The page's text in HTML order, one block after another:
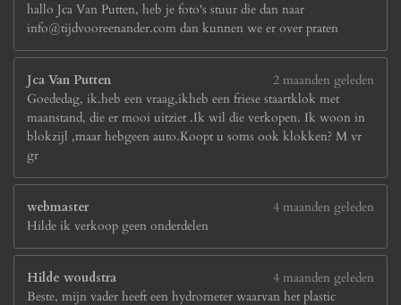
hallo Jca Van Putten, heb je foto's stuur die dan naar
info@tijdvooreenander.com dan kunnen we er over praten
Jca Van Putten
2 maanden geleden
Goededag, ik.heb een vraag,ikheb een friese staartklok met
maanstand, die er mooi uitziet .Ik wil die verkopen. Ik woon in
blokzijl ,maar hebgeen auto.Koopt u soms ook klokken? M vr
gr
webmaster
4 maanden geleden
Hilde ik verkoop geen onderdelen
Hilde woudstra
4 maanden geleden
Beste, mijn vader heeft een hydrometer waarvan het plastic